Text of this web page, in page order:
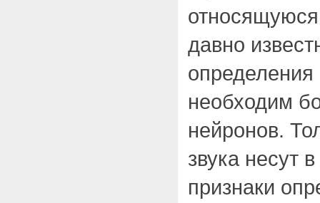
относящуюся
давно
определения
необходим
нейронов.
звука несут
признаки